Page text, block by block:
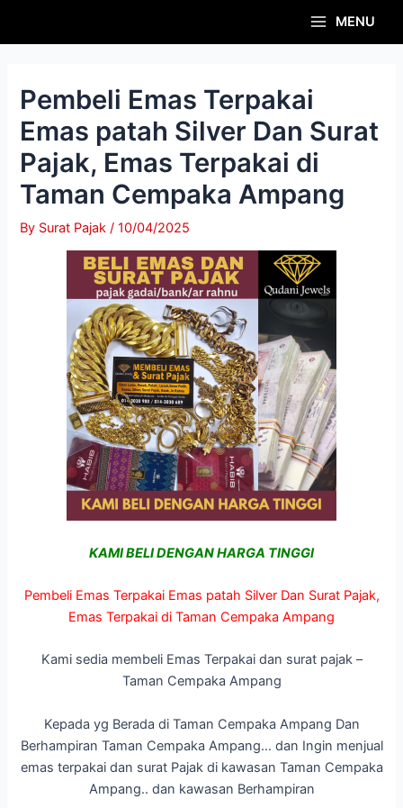
MainMENU
Pembeli Emas Terpakai
Emas patah Silver Dan Surat
Pajak, Emas Terpakai di
Taman Cempaka Ampang
By Surat Pajak/10/04/2025
KAMI BELI DENGAN HARGA TINGGI
Pembeli Emas Terpakai Emas patah Silver Dan Surat Pajak,
Emas Terpakai di Taman Cempaka Ampang
Kami sedia membeli Emas Terpakai dan surat pajak –
Taman Cempaka Ampang
Kepada yg Berada di Taman Cempaka Ampang Dan
Berhampiran Taman Cempaka Ampang… dan Ingin menjual
emas terpakai dan surat Pajak di kawasan Taman Cempaka
Ampang.. dan kawasan Berhampiran